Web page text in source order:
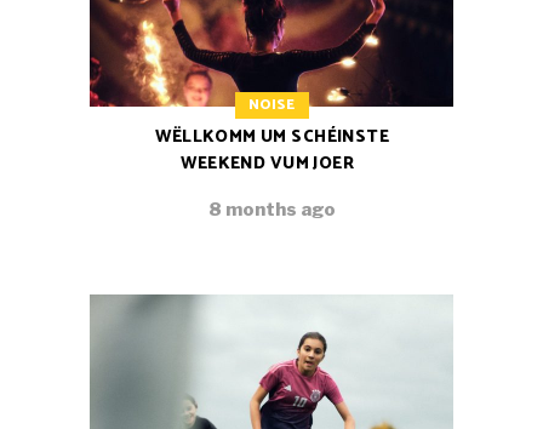
NOISE
WËLLKOMM UM SCHÉINSTE
WEEKEND VUM JOER
8 months ago